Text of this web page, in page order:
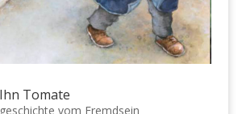
Tomate
vom Fremdsein